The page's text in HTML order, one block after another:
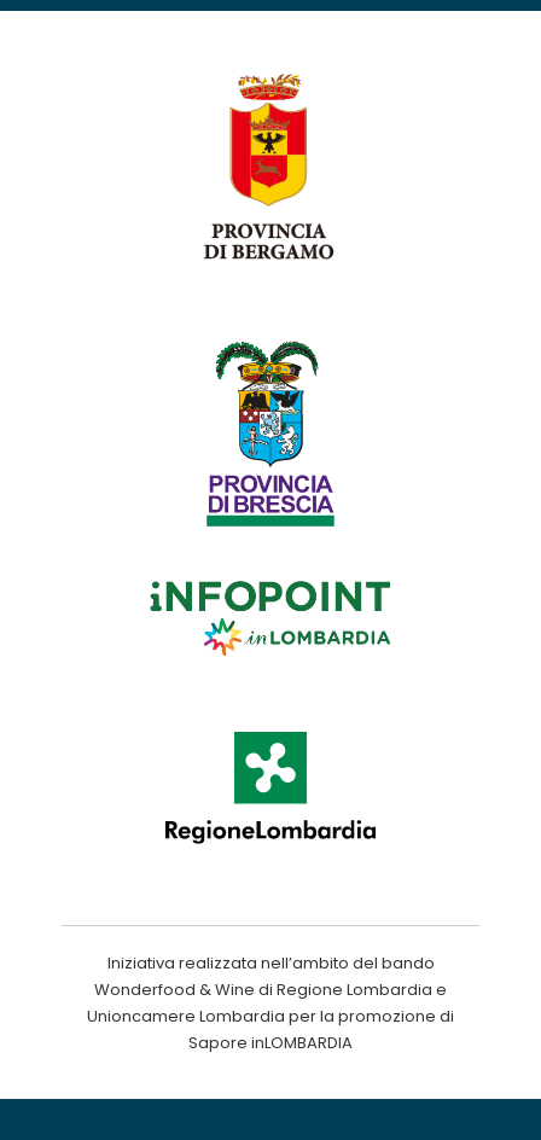
Iniziativa realizzata nell’ambito del bando
Wonderfood & Wine di Regione Lombardia e
Unioncamere Lombardia per la promozione di
Sapore inLOMBARDIA